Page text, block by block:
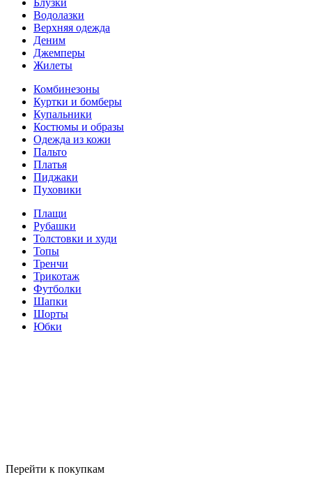
Блузки
Водолазки
Верхняя одежда
Деним
Джемперы
Жилеты
Комбинезоны
Куртки и бомберы
Купальники
Костюмы и образы
Одежда из кожи
Пальто
Платья
Пиджаки
Пуховики
Плащи
Рубашки
Толстовки и худи
Топы
Тренчи
Трикотаж
Футболки
Шапки
Шорты
Юбки
Перейти к покупкам